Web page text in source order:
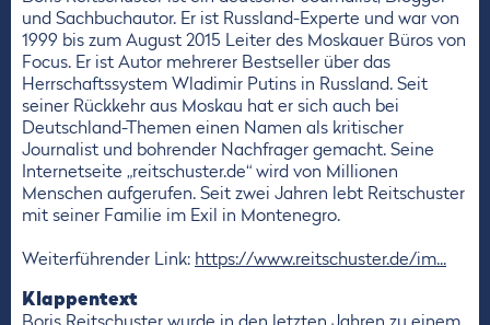
und Sachbuchautor. Er ist Russland-Experte und war von
1999 bis zum August 2015 Leiter des Moskauer Büros von
Focus. Er ist Autor mehrerer Bestseller über das
Herrschaftssystem Wladimir Putins in Russland. Seit
seiner Rückkehr aus Moskau hat er sich auch bei
Deutschland-Themen einen Namen als kritischer
Journalist und bohrender Nachfrager gemacht. Seine
Internetseite „reitschuster.de“ wird von Millionen
Menschen aufgerufen. Seit zwei Jahren lebt Reitschuster
mit seiner Familie im Exil in Montenegro.
Weiterführender Link: https://www.reitschuster.de/im...
Klappentext